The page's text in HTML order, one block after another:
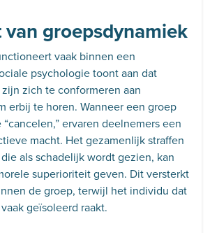
groepsdynamiek
vaak binnen een
psychologie toont aan dat
zich te conformeren aan
erbij te horen. Wanneer een groep
ervaren deelnemers een
macht. Het gezamenlijk straffen
als schadelijk wordt gezien, kan
superioriteit geven. Dit versterkt
de groep, terwijl het individu dat
geïsoleerd raakt.